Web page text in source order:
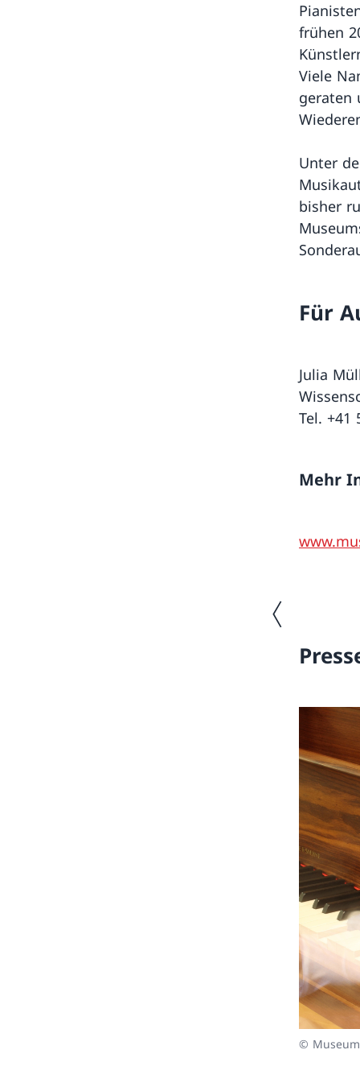
frühen
Viele
geraten
Unter
bisher
Für
Julia
Tel. +41
Mehr
Vorheriges Bild
©